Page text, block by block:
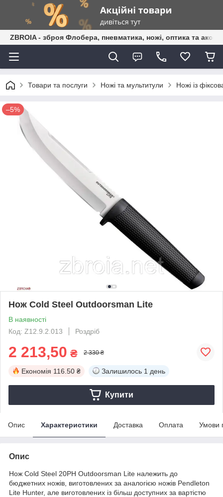
ZBROIA - зброя Флобера, пневматика, ножі, оптика та
Товари та послуги Ножі та мультитули Ножі із
–5%
Нож Cold Steel Outdoorsman Lite
В наявності
Код: Z12.9.2.013
Роздріб
2 213,50 ₴ 2 330 ₴
Економія 116.50 ₴ Залишилось 1 день
Купити
Опис Характеристики Доставка Оплата Умови
Опис
Нож Cold Steel 20PH Outdoorsman Lite належить до
бюджетних ножів, виготовлених за аналогією ножів Pendleton
Lite Hunter, але виготовлених із більш доступних за вартістю